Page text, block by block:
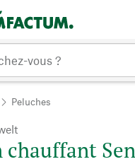
Peluches
chauffant